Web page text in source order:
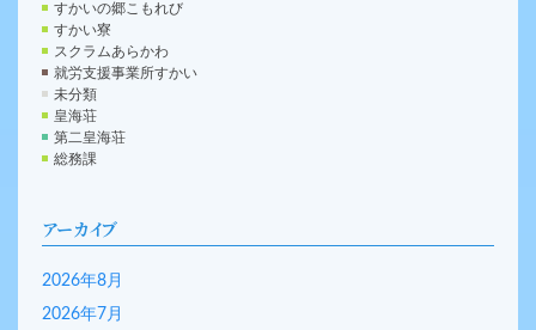
すかいの郷こもれび
すかい寮
スクラムあらかわ
就労支援事業所すかい
未分類
皇海荘
第二皇海荘
総務課
アーカイブ
2026年8月
2026年7月